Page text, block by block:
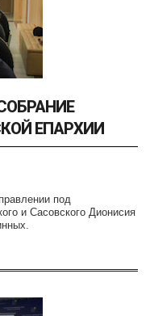
ЕПАРХИИ
под
и Сасовского Дионисия